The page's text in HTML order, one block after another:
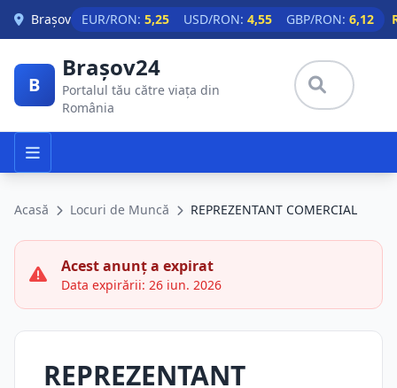
Skip to main content
Brașov EUR/RON: 5,25 USD/RON: 4,55 GBP/RON: 6,12
B
Brașov24
Portalul tău către viața din
România
Acasă Locuri de Muncă REPREZENTANT COMERCIAL
Acest anunț a expirat
Data expirării: 26 iun. 2026
REPREZENTANT